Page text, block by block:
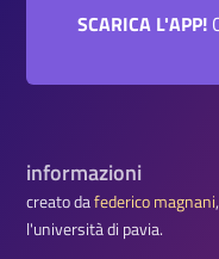
SCARICA L'APP!
informazioni
creato dafederico magnani
l'università di pavia.